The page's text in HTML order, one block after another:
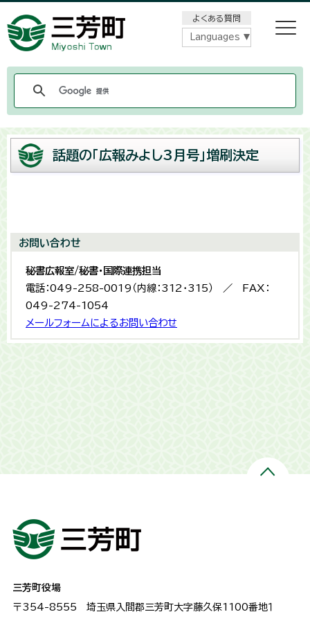
よくある質問
Languages
話題の「広報みよし3月号」増刷決定
お問い合わせ
秘書広報室/秘書・国際連携担当
電話：049-258-0019（内線：312・315） ／ FAX：
049-274-1054
メールフォームによるお問い合わせ
三芳町役場
〒354-8555 埼玉県入間郡三芳町大字藤久保1100番地１